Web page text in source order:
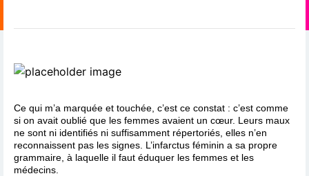
Ce qui m’a marquée et touchée, c’est ce constat : c’est comme
si on avait oublié que les femmes avaient un cœur. Leurs maux
ne sont ni identifiés ni suffisamment répertoriés, elles n’en
reconnaissent pas les signes. L’infarctus féminin a sa propre
grammaire, à laquelle il faut éduquer les femmes et les
médecins.